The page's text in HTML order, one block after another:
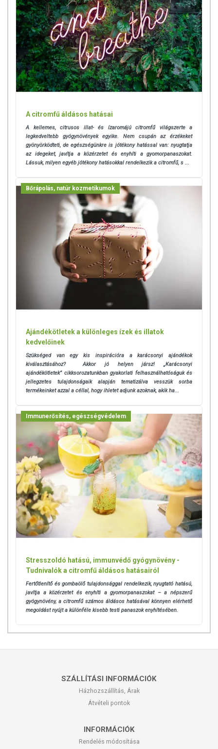
A citromfű áldásos hatásai
A kellemes, citrusos illat- és ízaromájú citromfű világszerte a
legkedveltebb gyógynövények egyike. Nem csupán az érzékeket
gyönyörködteti, de egészségünkre is jótékony hatással van: nyugtatja
az idegeket, javítja a közérzetet és enyhíti a gyomorpanaszokat.
Lássuk, milyen egyéb jótékony hatásokkal rendelkezik a citromfű, s ...
Bőrápolás, natúr kozmetikumok
Ajándékötletek a különleges ízek és illatok
kedvelőinek
Szükséged van egy kis inspirációra a karácsonyi ajándékok
kiválasztásához? Akkor jó helyen jársz! „Karácsonyi
ajándékötletek” cikksorozatunkban gyakorlati felhasználhatóságuk és
jellegzetes tulajdonságaik alapján tematizálva vesszük sorba
termékeinket azzal a céllal, hogy ihletet adjunk azoknak, akik ha...
Immunerősítés, egészségvédelem
Stresszoldó hatású, immunvédő gyógynövény -
Tudnivalók a citromfű áldásos hatásairól
Fertőtlenítő és gombaölő tulajdonsággal rendelkezik, nyugtató hatású,
javítja a közérzetet és enyhíti a gyomorpanaszokat – a népszerű
gyógynövény, a citromfű számos áldásos hatásával könnyen elérhető
megoldást nyújt a különféle kisebb testi panaszok enyhítésében.
SZÁLLÍTÁSI INFORMÁCIÓK
Házhozszállítás, Árak
Átvételi pontok
INFORMÁCIÓK
Rendelés módosítása